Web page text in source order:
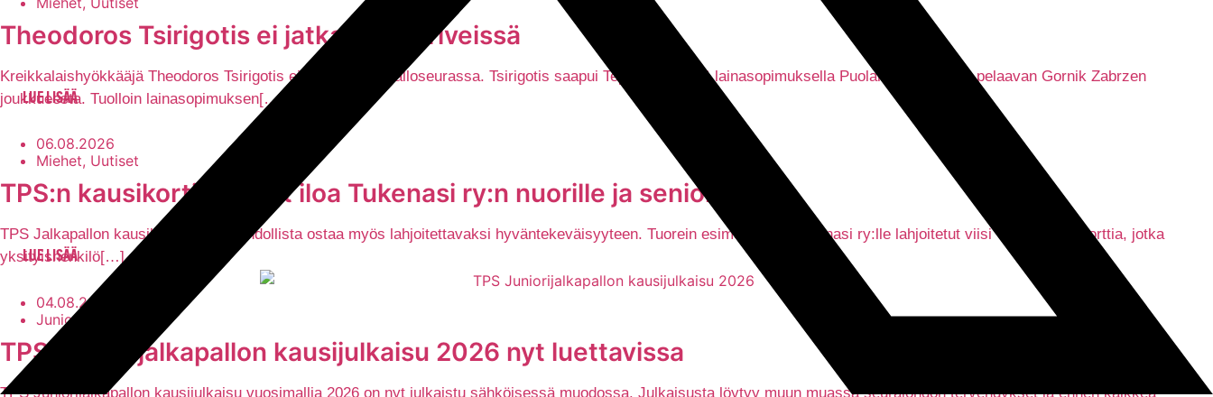
Theodoros Tsirigotis ei jatka TPS:n riveissä
Kreikkalaishyökkääjä Theodoros Tsirigotis ei jatka Turun Palloseurassa. Tsirigotis saapui Tepsiin keväällä lainasopimuksella Puolan pääsarjassa pelaavan Gornik Zabrzen
joukkueesta. Tuolloin lainasopimuksen[…]
LUE LISÄÄ
06.08.2026
Miehet, Uutiset
TPS:n kausikortit tuovat iloa Tukenasi ry:n nuorille ja senioreille
TPS Jalkapallon kausikortteja on mahdollista ostaa myös lahjoitettavaksi hyväntekeväisyyteen. Tuorein esimerkki on Tukenasi ry:lle lahjoitetut viisi Tepsin kausikorttia, jotka
yksityishenkilö[…]
LUE LISÄÄ
04.08.2026
Juniorit, Uutiset
TPS Juniorijalkapallon kausijulkaisu 2026 nyt luettavissa
TPS Juniorijalkapallon kausijulkaisu vuosimallia 2026 on nyt julkaistu sähköisessä muodossa. Julkaisusta löytyy muun muassa seurajohdon tervehdykset ja ennen kaikkea